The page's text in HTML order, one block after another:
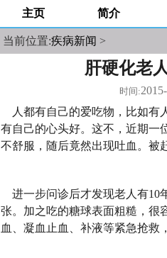
主页 简介
当前位置:疾病新闻 >
肝硬化老
时间:
人都有自己的爱吃物，比如有
有自己的心头好。这不，近期一
不舒服，随后竟然出现吐血。被
进一步问诊后才发现老人有10
张。加之吃的糖球表面粗糙，很
血、凝血止血、补液等紧急抢救